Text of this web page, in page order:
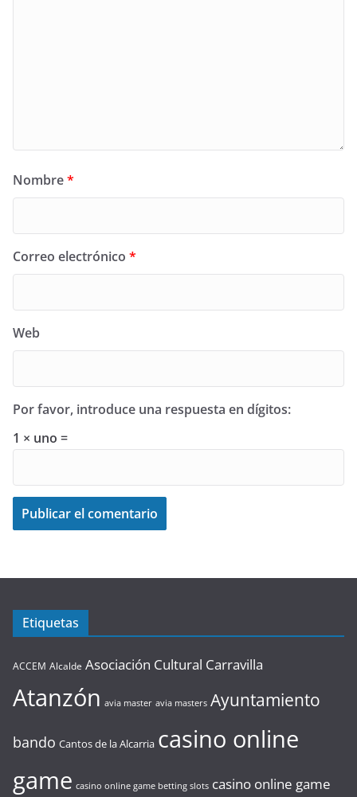
Nombre*
Correo electrónico *
Web
Por favor, introduce una respuesta en dígitos:
1 × uno =
Etiquetas
ACCEM Alcalde Asociación Cultural Carravilla
Atanzón avia master avia masters Ayuntamiento
bando Cantos de la Alcarria casino online
game casino online game betting slots casino online game